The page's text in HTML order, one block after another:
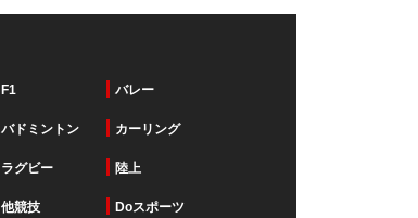
F1 バレー
バドミントン カーリング
ラグビー 陸上
他競技 Doスポーツ